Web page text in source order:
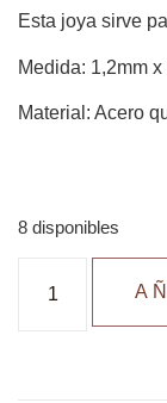
Esta joya sirve
Medida: 1,2mm x
Material: Acero
8 disponibles